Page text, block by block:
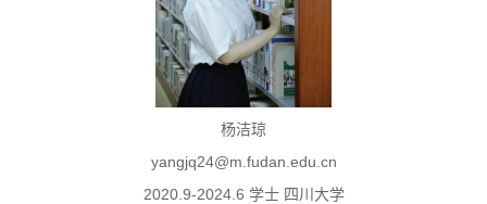
杨洁琼
yangjq24@m.fudan.edu.cn
2020.9-2024.6 学士 四川大学